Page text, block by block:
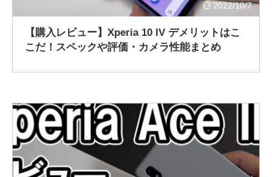
2022/10/7
【購入レビュー】Xperia 10 IV デメリットはこ
こだ！スペックや評価・カメラ性能まとめ